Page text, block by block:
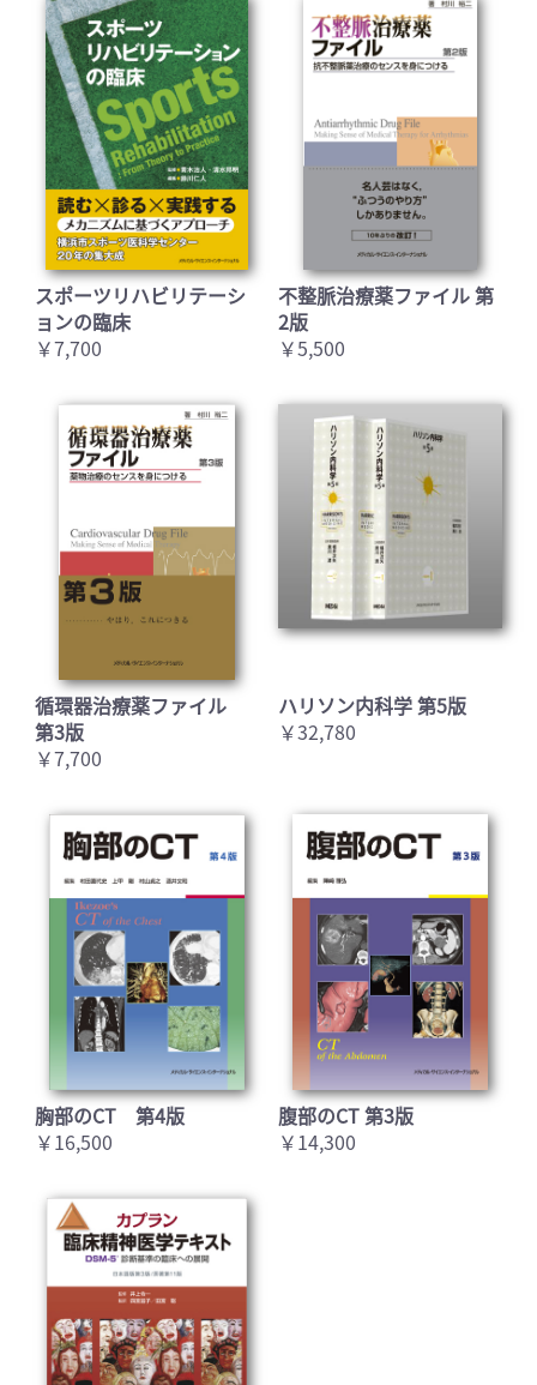
スポーツリハビリテーシ
ョンの臨床
￥7,700
不整脈治療薬ファイル 第
2版
￥5,500
循環器治療薬ファイル
第3版
￥7,700
ハリソン内科学 第5版
￥32,780
胸部のCT 第4版
￥16,500
腹部のCT 第3版
￥14,300